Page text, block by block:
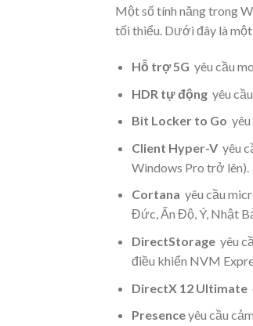
Một số tính năng trong
tối thiểu. Dưới đây là một
Hỗ trợ 5G yêu cầu
HDR tự độngyêu cầu
Bit Locker to Go
Client Hyper-Vyêu
Windows Pro trở lên).
Cortana yêu cầu
Đức, Ấn Độ, Ý, Nhật
DirectStorageyêu
điều khiển NVM
DirectX 12 Ultimate
Presenceyêu cầu